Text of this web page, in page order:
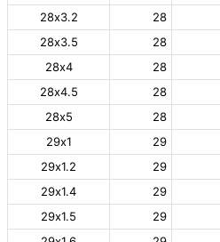
28х3.2
28
28х3.5
28
28х4
28
28х4.5
28
28х5
28
29х1
29
29х1.2
29
29х1.4
29
29х1.5
29